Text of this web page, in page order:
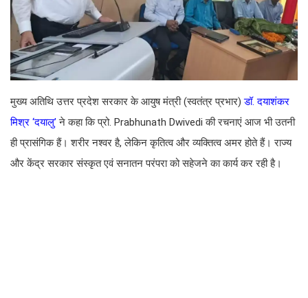
मुख्य अतिथि उत्तर प्रदेश सरकार के आयुष मंत्री (स्वतंत्र प्रभार)डॉ. दयाशंकर
मिश्र ‘दयालु’ने कहा कि प्रो. Prabhunath Dwivedi की रचनाएं आज भी उतनी
ही प्रासंगिक हैं। शरीर नश्वर है, लेकिन कृतित्व और व्यक्तित्व अमर होते हैं। राज्य
और केंद्र सरकार संस्कृत एवं सनातन परंपरा को सहेजने का कार्य कर रही है।